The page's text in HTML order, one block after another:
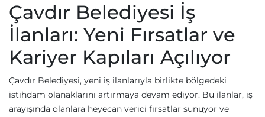
Çavdır Belediyesi İş
İlanları: Yeni Fırsatlar ve
Kariyer Kapıları Açılıyor
Çavdır Belediyesi, yeni iş ilanlarıyla birlikte bölgedeki
istihdam olanaklarını artırmaya devam ediyor. Bu ilanlar, iş
arayışında olanlara heyecan verici fırsatlar sunuyor ve